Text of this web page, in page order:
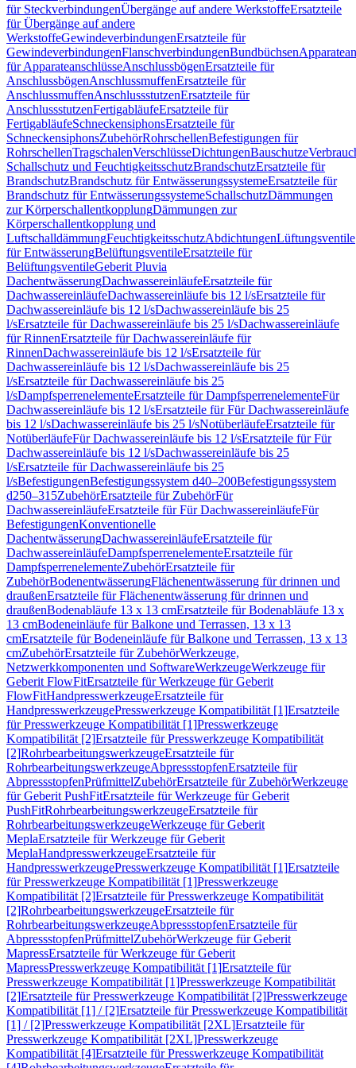
für SteckverbindungenÜbergänge auf andere WerkstoffeErsatzteile
für Übergänge auf andere
WerkstoffeGewindeverbindungenErsatzteile für
GewindeverbindungenFlanschverbindungenBundbüchsen
für ApparateanschlüsseAnschlussbögenErsatzteile für
AnschlussbögenAnschlussmuffenErsatzteile für
AnschlussmuffenAnschlussstutzenErsatzteile für
AnschlussstutzenFertigabläufeErsatzteile für
FertigabläufeSchneckensiphonsErsatzteile für
SchneckensiphonsZubehörRohrschellenBefestigungen für
RohrschellenTragschalenVerschlüsseDichtungenBauschutze
Schallschutz und FeuchtigkeitsschutzBrandschutzErsatzteile für
BrandschutzBrandschutz für EntwässerungssystemeErsatzteile für
Brandschutz für EntwässerungssystemeSchallschutzDämmungen
zur KörperschallentkopplungDämmungen zur
Körperschallentkopplung und
LuftschalldämmungFeuchtigkeitsschutzAbdichtungenLüftungsventile
für EntwässerungBelüftungsventileErsatzteile für
BelüftungsventileGeberit Pluvia
DachentwässerungDachwassereinläufeErsatzteile für
DachwassereinläufeDachwassereinläufe bis 12 l/sErsatzteile für
Dachwassereinläufe bis 12 l/sDachwassereinläufe bis 25
l/sErsatzteile für Dachwassereinläufe bis 25 l/sDachwassereinläufe
für RinnenErsatzteile für Dachwassereinläufe für
RinnenDachwassereinläufe bis 12 l/sErsatzteile für
Dachwassereinläufe bis 12 l/sDachwassereinläufe bis 25
l/sErsatzteile für Dachwassereinläufe bis 25
l/sDampfsperrenelementeErsatzteile für DampfsperrenelementeFür
Dachwassereinläufe bis 12 l/sErsatzteile für Für Dachwassereinläufe
bis 12 l/sDachwassereinläufe bis 25 l/sNotüberläufeErsatzteile für
NotüberläufeFür Dachwassereinläufe bis 12 l/sErsatzteile für Für
Dachwassereinläufe bis 12 l/sDachwassereinläufe bis 25
l/sErsatzteile für Dachwassereinläufe bis 25
l/sBefestigungenBefestigungssystem d40–200Befestigungssystem
d250–315ZubehörErsatzteile für ZubehörFür
DachwassereinläufeErsatzteile für Für DachwassereinläufeFür
BefestigungenKonventionelle
DachentwässerungDachwassereinläufeErsatzteile für
DachwassereinläufeDampfsperrenelementeErsatzteile für
DampfsperrenelementeZubehörErsatzteile für
ZubehörBodenentwässerungFlächenentwässerung für drinnen und
draußenErsatzteile für Flächenentwässerung für drinnen und
draußenBodenabläufe 13 x 13 cmErsatzteile für Bodenabläufe 13 x
13 cmBodeneinläufe für Balkone und Terrassen, 13 x 13
cmErsatzteile für Bodeneinläufe für Balkone und Terrassen, 13 x 13
cmZubehörErsatzteile für ZubehörWerkzeuge,
Netzwerkkomponenten und SoftwareWerkzeugeWerkzeuge für
Geberit FlowFitErsatzteile für Werkzeuge für Geberit
FlowFitHandpresswerkzeugeErsatzteile für
HandpresswerkzeugePresswerkzeuge Kompatibilität [1]Ersatzteile
für Presswerkzeuge Kompatibilität [1]Presswerkzeuge
Kompatibilität [2]Ersatzteile für Presswerkzeuge Kompatibilität
[2]RohrbearbeitungswerkzeugeErsatzteile für
RohrbearbeitungswerkzeugeAbpressstopfenErsatzteile für
AbpressstopfenPrüfmittelZubehörErsatzteile für ZubehörWerkzeuge
für Geberit PushFitErsatzteile für Werkzeuge für Geberit
PushFitRohrbearbeitungswerkzeugeErsatzteile für
RohrbearbeitungswerkzeugeWerkzeuge für Geberit
MeplaErsatzteile für Werkzeuge für Geberit
MeplaHandpresswerkzeugeErsatzteile für
HandpresswerkzeugePresswerkzeuge Kompatibilität [1]Ersatzteile
für Presswerkzeuge Kompatibilität [1]Presswerkzeuge
Kompatibilität [2]Ersatzteile für Presswerkzeuge Kompatibilität
[2]RohrbearbeitungswerkzeugeErsatzteile für
RohrbearbeitungswerkzeugeAbpressstopfenErsatzteile für
AbpressstopfenPrüfmittelZubehörWerkzeuge für Geberit
MapressErsatzteile für Werkzeuge für Geberit
MapressPresswerkzeuge Kompatibilität [1]Ersatzteile für
Presswerkzeuge Kompatibilität [1]Presswerkzeuge Kompatibilität
[2]Ersatzteile für Presswerkzeuge Kompatibilität [2]Presswerkzeuge
Kompatibilität [1] / [2]Ersatzteile für Presswerkzeuge Kompatibilität
[1] / [2]Presswerkzeuge Kompatibilität [2XL]Ersatzteile für
Presswerkzeuge Kompatibilität [2XL]Presswerkzeuge
Kompatibilität [4]Ersatzteile für Presswerkzeuge Kompatibilität